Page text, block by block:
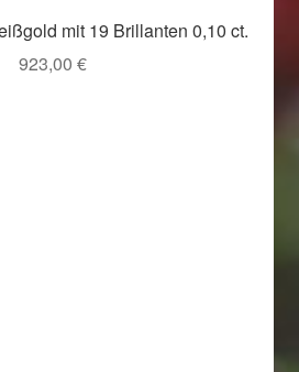
mit 19 Brillanten 0,10 ct.
923,00 €